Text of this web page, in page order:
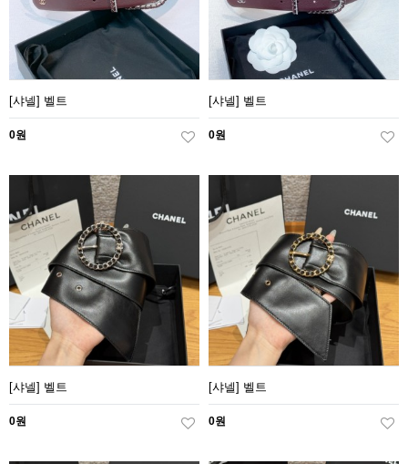
[샤넬] 벨트
0원
[샤넬] 벨트
0원
[샤넬] 벨트
0원
[샤넬] 벨트
0원